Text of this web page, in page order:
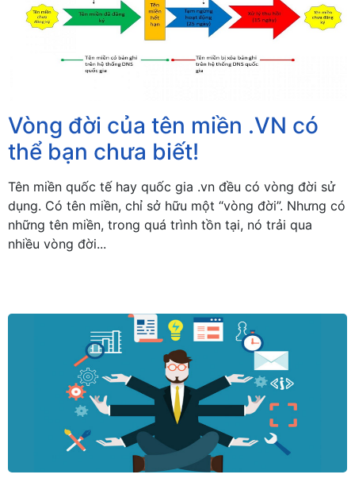
Vòng đời của tên miền .VN có
thể bạn chưa biết!
Tên miền quốc tế hay quốc gia .vn đều có vòng đời sử
dụng. Có tên miền, chỉ sở hữu một “vòng đời”. Nhưng có
những tên miền, trong quá trình tồn tại, nó trải qua
nhiều vòng đời...